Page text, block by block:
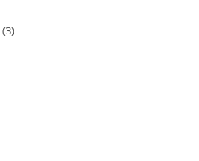
(3)